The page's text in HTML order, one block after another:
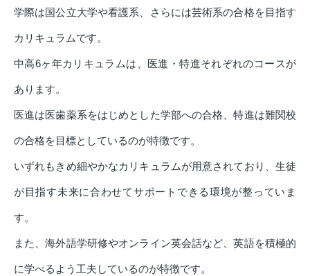
学際は国公立大学や看護系、さらには芸術系の合格を目指す
カリキュラムです。
中高6ヶ年カリキュラムは、医進・特進それぞれのコースが
あります。
医進は医歯薬系をはじめとした学部への合格、特進は難関校
の合格を目標としているのが特徴です。
いずれもきめ細やかなカリキュラムが用意されており、生徒
が目指す未来に合わせてサポートできる環境が整っていま
す。
また、海外語学研修やオンライン英会話など、英語を積極的
に学べるよう工夫しているのが特徴です。